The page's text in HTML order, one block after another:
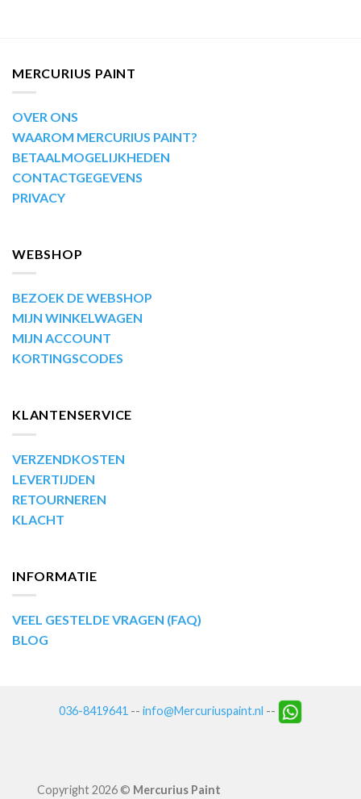
MERCURIUS PAINT
OVER ONS
WAAROM MERCURIUS PAINT?
BETAALMOGELIJKHEDEN
CONTACTGEGEVENS
PRIVACY
WEBSHOP
BEZOEK DE WEBSHOP
MIJN WINKELWAGEN
MIJN ACCOUNT
KORTINGSCODES
KLANTENSERVICE
VERZENDKOSTEN
LEVERTIJDEN
RETOURNEREN
KLACHT
INFORMATIE
VEEL GESTELDE VRAGEN (FAQ)
BLOG
036-8419641 -- info@Mercuriuspaint.nl --